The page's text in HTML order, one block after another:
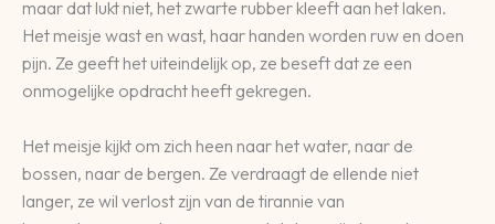
maar dat lukt niet, het zwarte rubber kleeft aan het laken.
Het meisje wast en wast, haar handen worden ruw en doen
pijn. Ze geeft het uiteindelijk op, ze beseft dat ze een
onmogelijke opdracht heeft gekregen.
Het meisje kijkt om zich heen naar het water, naar de
bossen, naar de bergen. Ze verdraagt de ellende niet
langer, ze wil verlost zijn van de tirannie van